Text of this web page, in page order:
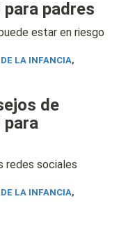
padres
estar en riesgo
LA INFANCIA,
de
para
redes sociales
LA INFANCIA,